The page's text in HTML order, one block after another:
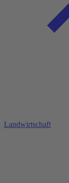
Landwirtschaft